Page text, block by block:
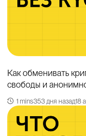
Как обменивать
свободы и
1 mins353 дня назад18